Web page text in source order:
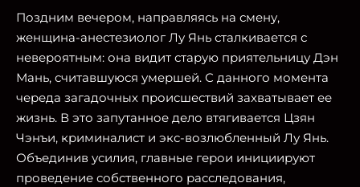
Поздним вечером, направляясь на смену,
женщина-анестезиолог Лу Янь сталкивается с
невероятным: она видит старую приятельницу Дэн
Мань, считавшуюся умершей. С данного момента
череда загадочных происшествий захватывает ее
жизнь. В это запутанное дело втягивается Цзян
Чэнъи, криминалист и экс-возлюбленный Лу Янь.
Объединив усилия, главные герои инициируют
проведение собственного расследования,